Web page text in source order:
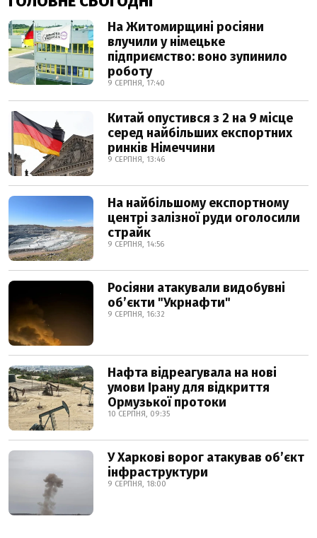
На Житомирщині росіяни
влучили у німецьке
підприємство: воно зупинило
роботу
9 СЕРПНЯ, 17:40
Китай опустився з 2 на 9 місце
серед найбільших експортних
ринків Німеччини
9 СЕРПНЯ, 13:46
На найбільшому експортному
центрі залізної руди оголосили
страйк
9 СЕРПНЯ, 14:56
Росіяни атакували видобувні
обʼєкти "Укрнафти"
9 СЕРПНЯ, 16:32
Нафта відреагувала на нові
умови Ірану для відкриття
Ормузької протоки
10 СЕРПНЯ, 09:35
У Харкові ворог атакував обʼєкт
інфраструктури
9 СЕРПНЯ, 18:00